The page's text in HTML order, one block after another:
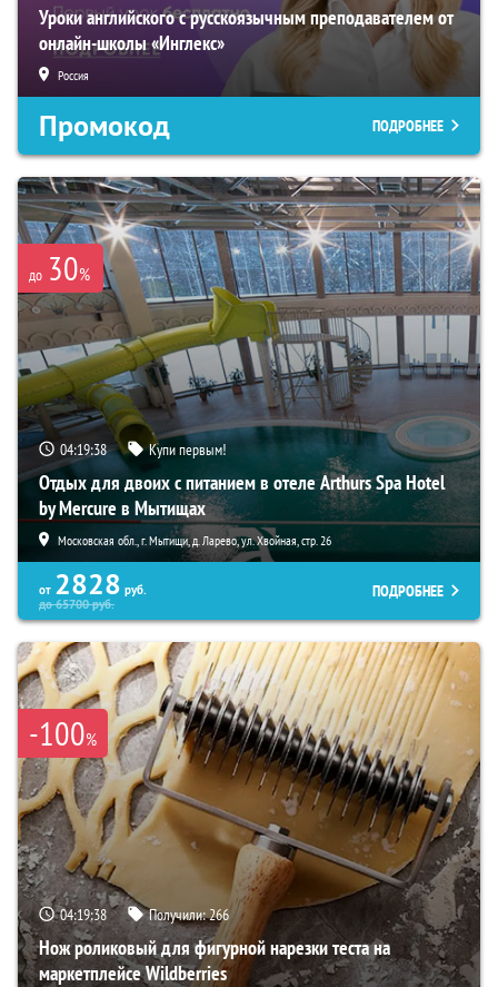
Уроки английского с русскоязычным преподавателем от
онлайн-школы «Инглекс»
Россия
Промокод ПОДРОБНЕЕ
до 30%
04:19:36 Купи первым!
Отдых для двоих с питанием в отеле Arthurs Spa Hotel
by Mercure в Мытищах
Московская обл., г. Мытищи, д. Ларево, ул. Хвойная, стр. 26
от 2828 руб.
до65700руб.
ПОДРОБНЕЕ
-100%
04:19:36 Получили:266
Нож роликовый для фигурной нарезки теста на
маркетплейсе Wildberries